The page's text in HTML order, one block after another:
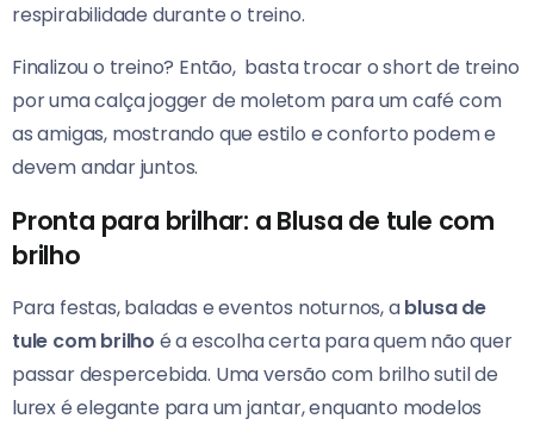
respirabilidade durante o treino.
Finalizou o treino? Então, basta trocar o short de treino
por uma calça jogger de moletom para um café com
as amigas, mostrando que estilo e conforto podem e
devem andar juntos.
Pronta para brilhar: a Blusa de tule com
brilho
Para festas, baladas e eventos noturnos, ablusa de
tule com brilho é a escolha certa para quem não quer
passar despercebida. Uma versão com brilho sutil de
lurex é elegante para um jantar, enquanto modelos